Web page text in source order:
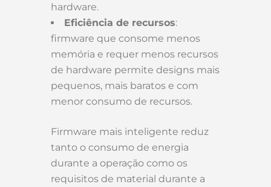
hardware.
Eficiência de recursos:
firmware que consome menos
memória e requer menos recursos
de hardware permite designs mais
pequenos, mais baratos e com
menor consumo de recursos.
Firmware mais inteligente reduz
tanto o consumo de energia
durante a operação como os
requisitos de material durante a